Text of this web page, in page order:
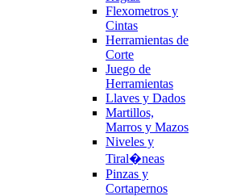
Flexometros y
Cintas
Herramientas de
Corte
Juego de
Herramientas
Llaves y Dados
Martillos,
Marros y Mazos
Niveles y
Tiral�neas
Pinzas y
Cortapernos